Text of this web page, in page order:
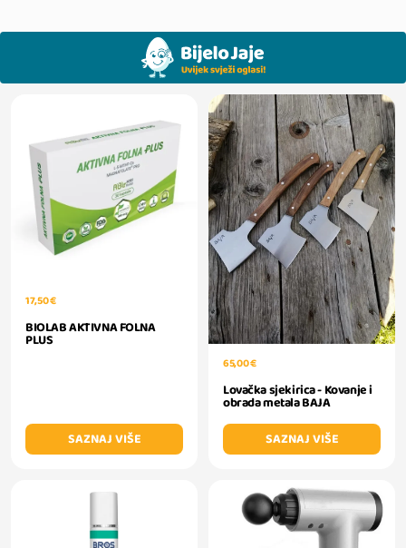
17,50 €
BIOLAB AKTIVNA FOLNA
PLUS
SAZNAJ VIŠE
65,00 €
Lovačka sjekirica - Kovanje i
obrada metala BAJA
SAZNAJ VIŠE